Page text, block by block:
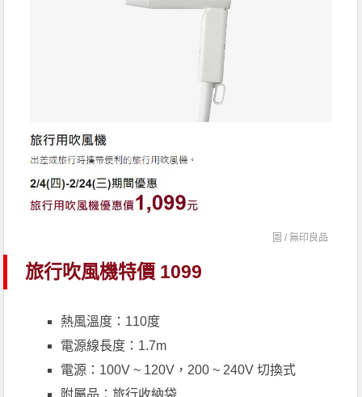
圖 /無印良品
旅行吹風機特價 1099
熱風溫度：110度
電源線長度：1.7m
電源：100V ~ 120V，200 ~ 240V 切換式